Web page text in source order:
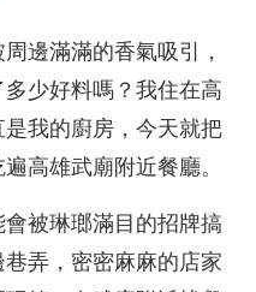
邊滿滿的香氣吸引，
少好料嗎？我住在高
我的廚房，今天就把
高雄武廟附近餐廳。
被琳瑯滿目的招牌搞
弄，密密麻麻的店家